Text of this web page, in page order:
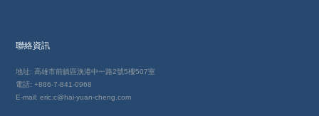
聯絡資訊
地址: 高雄市前鎮區漁港中一路2號5樓507室
電話: +886-7-841-0968
E-mail: eric.c@hai-yuan-cheng.com